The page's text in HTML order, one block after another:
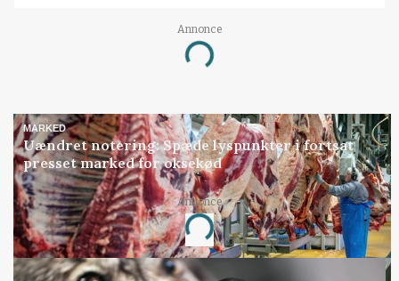
Annonce
Loading...
MARKED
Uændret notering: Spæde lyspunkter i fortsat
presset marked for oksekød
Annonce
Loading...